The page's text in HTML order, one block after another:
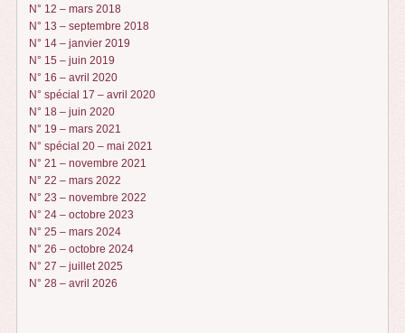
N° 12 – mars 2018
N° 13 – septembre 2018
N° 14 – janvier 2019
N° 15 – juin 2019
N° 16 – avril 2020
N° spécial 17 – avril 2020
N° 18 – juin 2020
N° 19 – mars 2021
N° spécial 20 – mai 2021
N° 21 – novembre 2021
N° 22 – mars 2022
N° 23 – novembre 2022
N° 24 – octobre 2023
N° 25 – mars 2024
N° 26 – octobre 2024
N° 27 – juillet 2025
N° 28 – avril 2026